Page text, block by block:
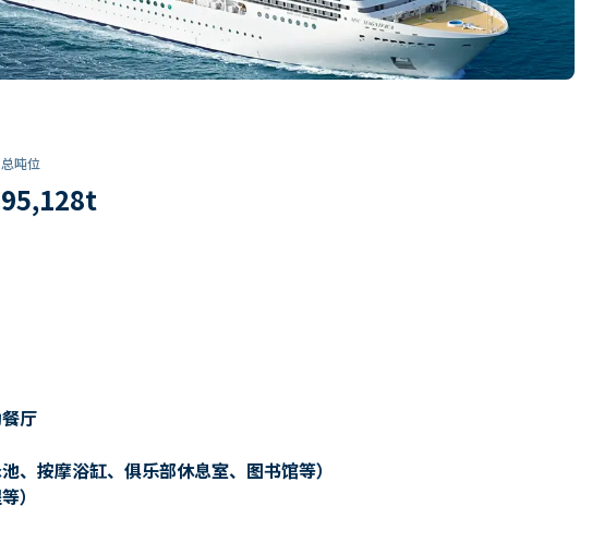
总吨位
95,128t
厅
、按摩浴缸、俱乐部休息室、图书馆等）
）